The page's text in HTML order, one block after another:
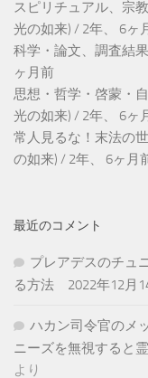
スピリチュアル、宗
光の如来) / 2年、 6ヶ
科学・論文、調査結
ヶ月前
思想・哲学・啓蒙・
光の如来) / 2年、 6ヶ
常人見るな！末法の
の如来) / 2年、 6ヶ月
最近のコメント
プレアデスのチュ
る方法 2022年12月
ハカン司令官の
ニーズを無視すると
より